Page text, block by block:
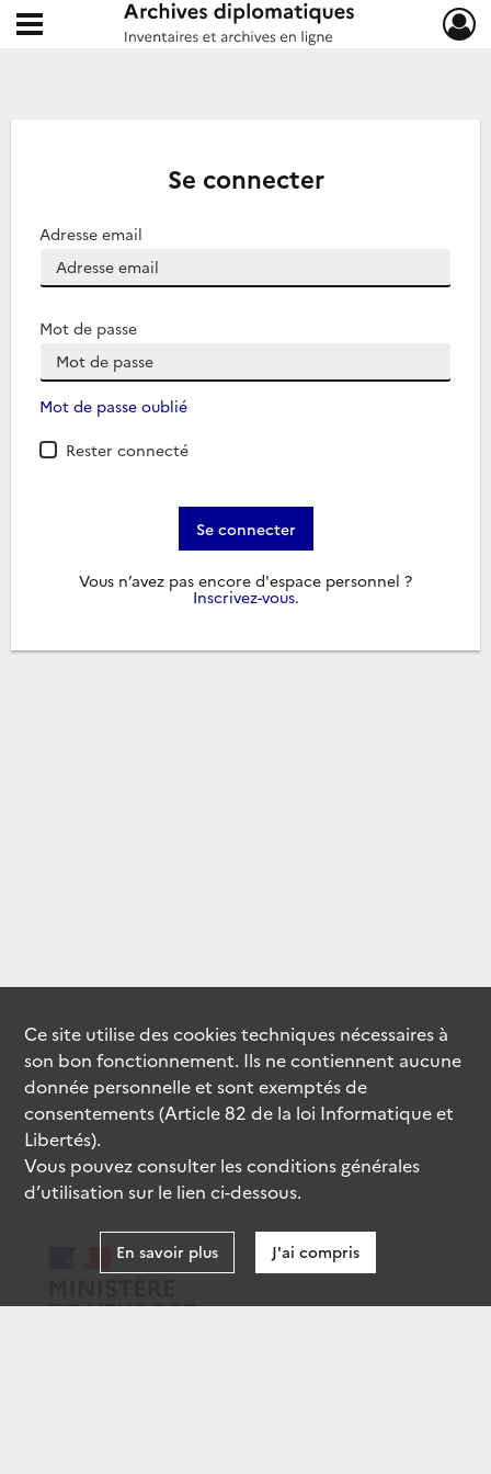
Archives diplomatiques
Ouvrir le menu déroulant
Se connecter
Adresse email
Mot de passe
Mot de passe oublié
Rester connecté
Se connecter
Vous n’avez pas encore d'espace personnel ?
Inscrivez-vous.
Ce site utilise descookiestechniques nécessaires à
son bon fonctionnement. Ils ne contiennent aucune
donnée personnelle et sont exemptés de
consentements (Article 82 de la loi Informatique et
Libertés).
Vous pouvez consulter les conditions générales
d’utilisation sur le lien ci-dessous.
En savoir plus J'ai compris